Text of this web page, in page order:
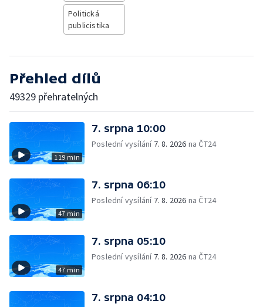
Politická
publicistika
Přehled dílů
49329 přehratelných
119 min
7. srpna 10:00
Poslední vysílání 7. 8. 2026 na ČT24
47 min
7. srpna 06:10
Poslední vysílání 7. 8. 2026 na ČT24
47 min
7. srpna 05:10
Poslední vysílání 7. 8. 2026 na ČT24
7. srpna 04:10